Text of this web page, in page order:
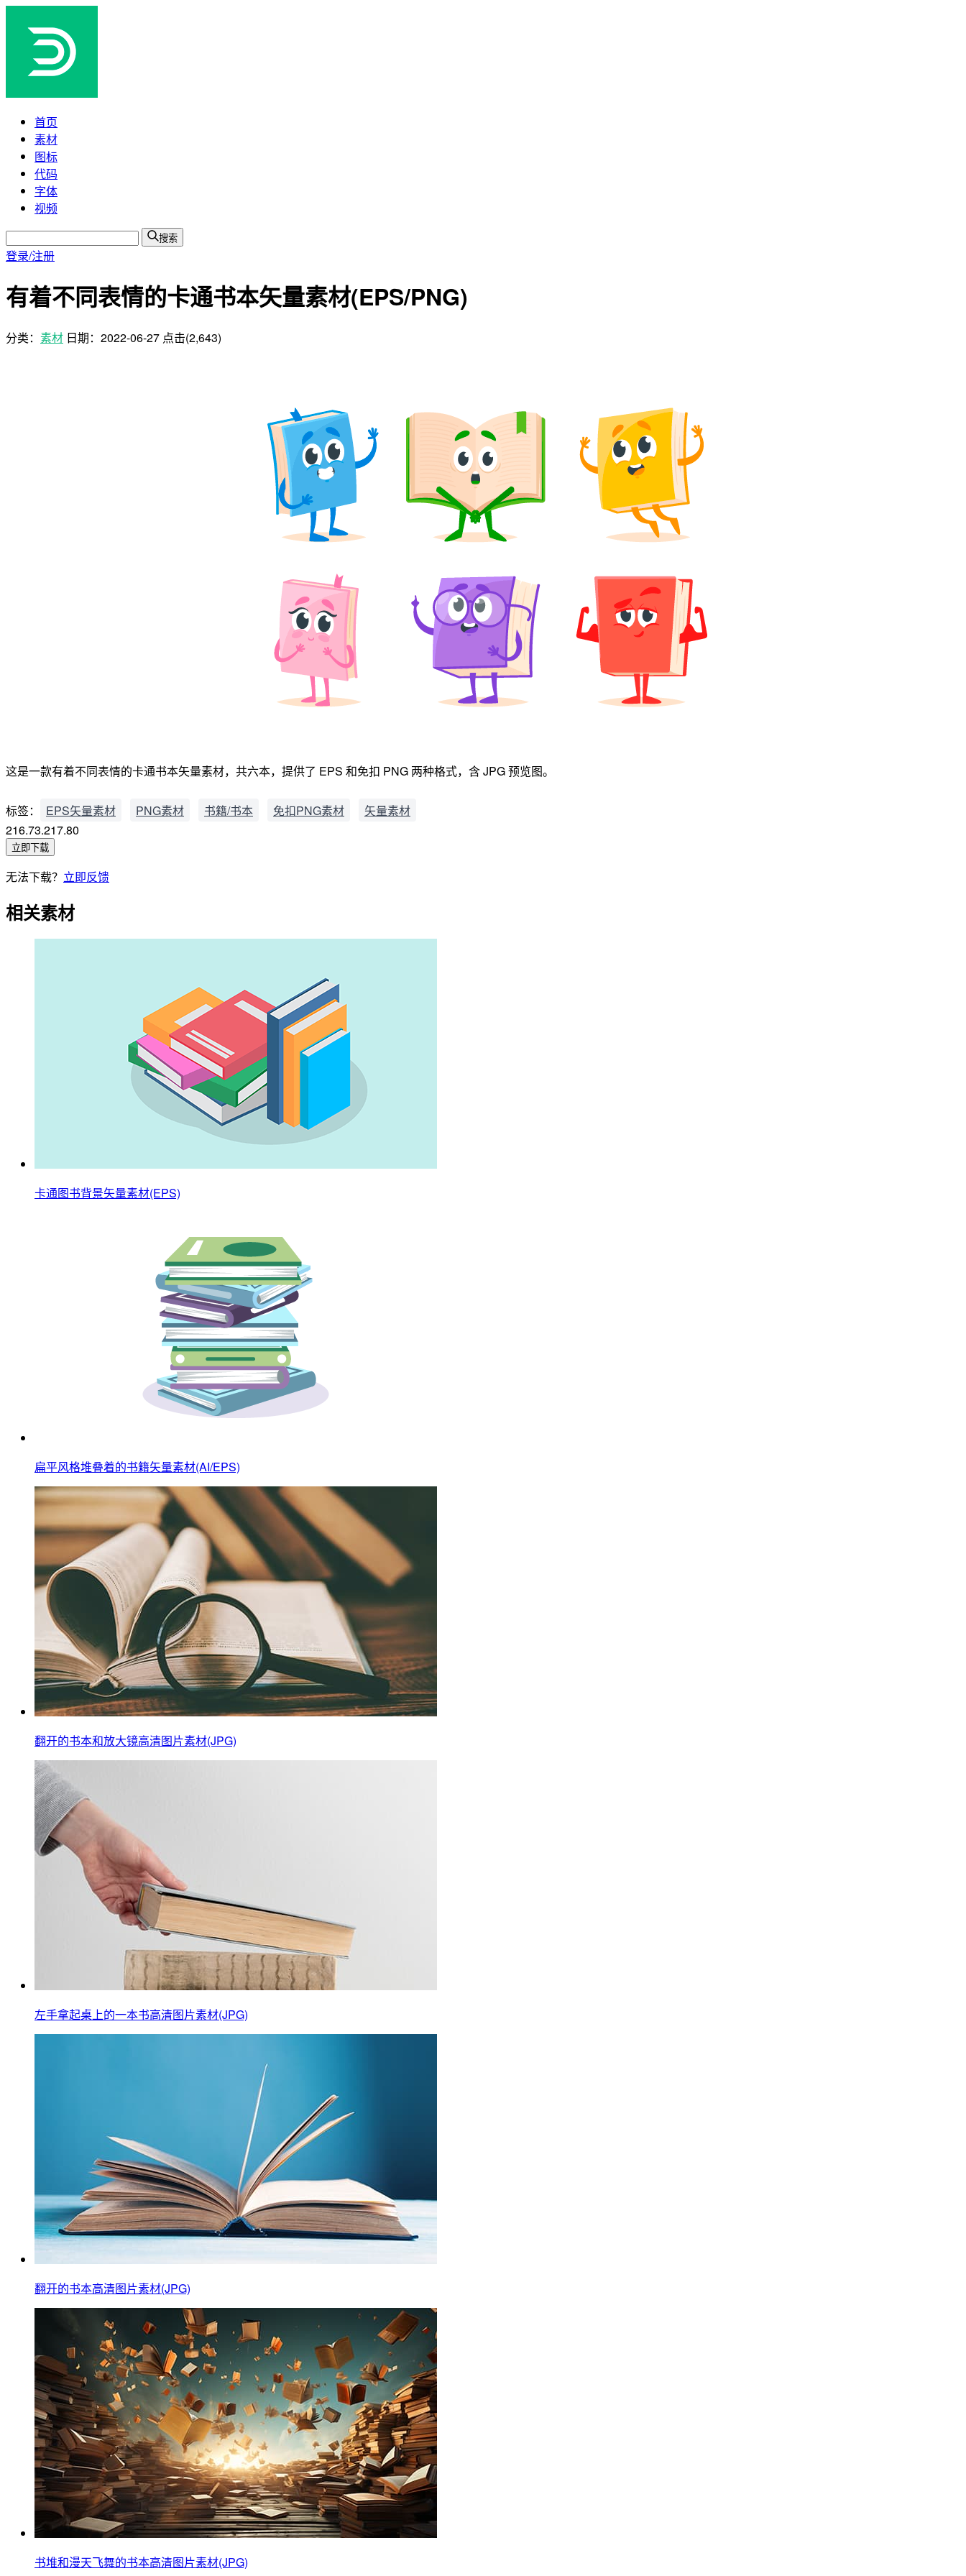
首页
素材
图标
代码
字体
视频
搜索
登录/注册
有着不同表情的卡通书本矢量素材(EPS/PNG)
分类： 素材 日期： 2022-06-27 点击(2,643)
这是一款有着不同表情的卡通书本矢量素材，共六本，提供了 EPS 和免扣 PNG 两种格式，含 JPG 预览图。
标签： EPS矢量素材 PNG素材 书籍/书本 免扣PNG素材
矢量素材
216.73.217.80
立即下载
无法下载？ 立即反馈
相关素材
卡通图书背景矢量素材(EPS)
扁平风格堆叠着的书籍矢量素材(AI/EPS)
翻开的书本和放大镜高清图片素材(JPG)
左手拿起桌上的一本书高清图片素材(JPG)
翻开的书本高清图片素材(JPG)
书堆和漫天飞舞的书本高清图片素材(JPG)